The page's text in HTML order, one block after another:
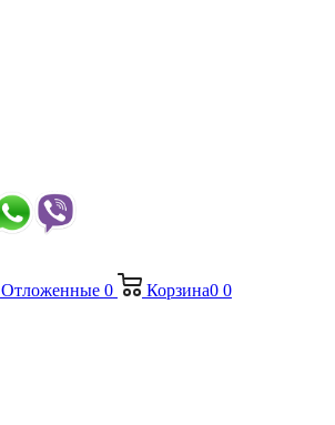
Отложенные 0 Корзина0 0